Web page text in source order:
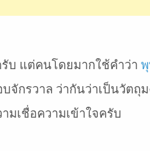
บ แต่คนโดยมากใช้คำว่า
กรวาล ว่ากันว่าเป็นวัตถุ
มเชื่อความเข้าใจครับ